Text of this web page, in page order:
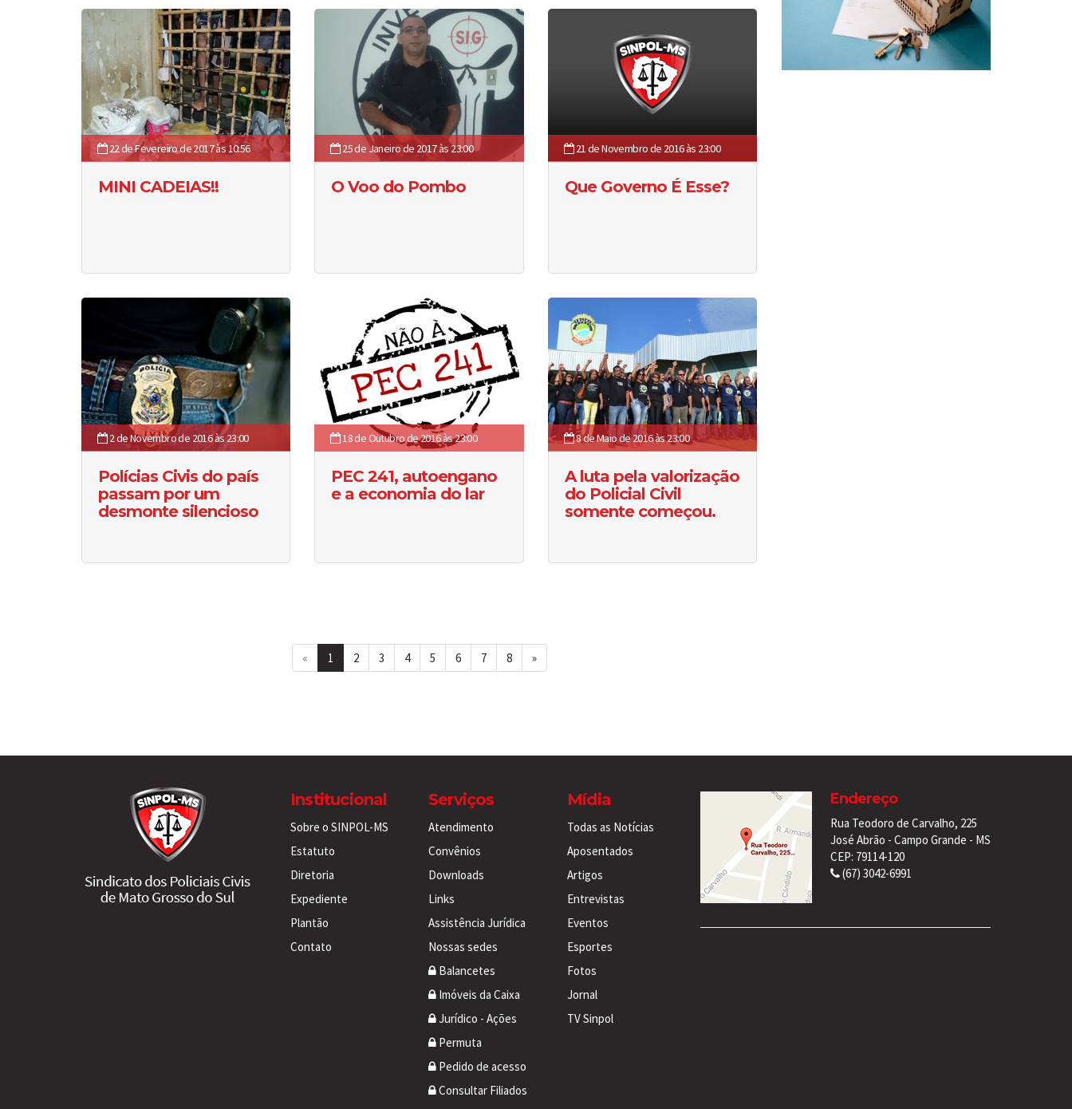
22 de Fevereiro de 2017 às 10:56
MINI CADEIAS!!
25 de Janeiro de 2017 às 23:00
O Voo do Pombo
21 de Novembro de 2016 às 23:00
Que Governo É Esse?
2 de Novembro de 2016 às 23:00
Polícias Civis do país
passam por um
desmonte silencioso
18 de Outubro de 2016 às 23:00
PEC 241, autoengano
e a economia do lar
8 de Maio de 2016 às 23:00
A luta pela valorização
do Policial Civil
somente começou.
« 1 2 3 4 5 6 7 8 »
Institucional
Sobre o SINPOL-MS
Estatuto
Diretoria
Expediente
Plantão
Contato
Serviços
Atendimento
Convênios
Downloads
Links
Assistência Jurídica
Nossas sedes
Balancetes
Imóveis da Caixa
Jurídico - Ações
Permuta
Pedido de acesso
Consultar Filiados
Mídia
Todas as Notícias
Aposentados
Artigos
Entrevistas
Eventos
Esportes
Fotos
Jornal
TV Sinpol
Endereço
Rua Teodoro de Carvalho, 225
José Abrão - Campo Grande - MS
CEP: 79114-120
(67) 3042-6991